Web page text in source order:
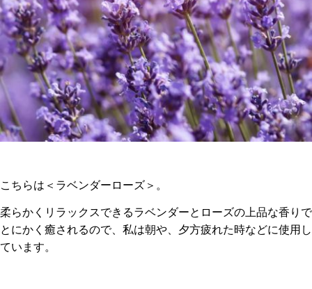
こちらは＜ラベンダーローズ＞。
柔らかくリラックスできるラベンダーとローズの上品な香りで
とにかく癒されるので、私は朝や、夕方疲れた時などに使用し
ています。